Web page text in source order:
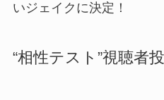
いジェイクに決定！
“相性テスト”視聴者